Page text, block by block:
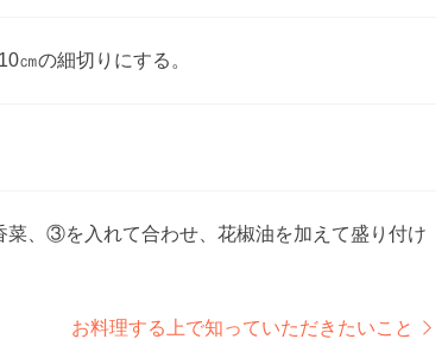
㎝の細切りにする。
、③を入れて合わせ、花椒油を加えて盛り付け
お料理する上で知っていただきたいこと